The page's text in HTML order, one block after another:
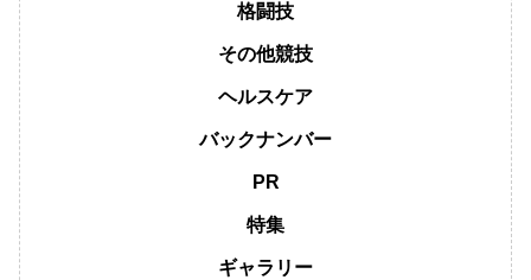
格闘技
その他競技
ヘルスケア
バックナンバー
PR
特集
ギャラリー